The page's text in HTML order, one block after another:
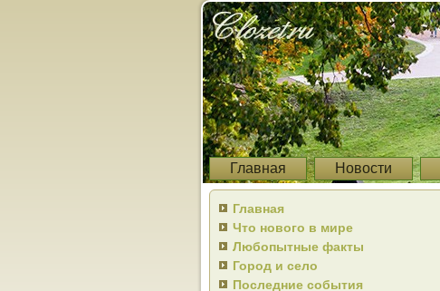
Главная Новости
Главная
Что нового в мире
Любопытные факты
Город и село
Последние события